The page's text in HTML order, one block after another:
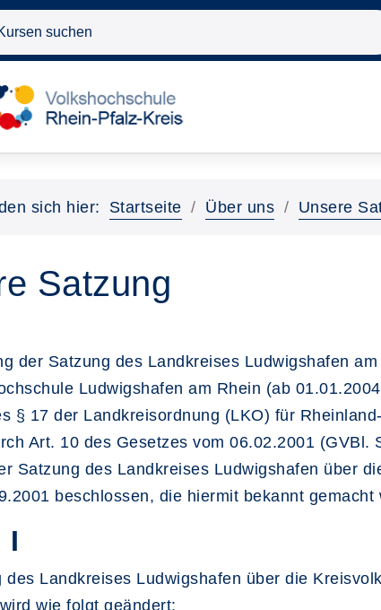
suchen
sich hier: Startseite Über uns Unsere
Satzung
der Satzung des Landkreises Ludwigshafen
Ludwigshafen am Rhein (ab
§ 17 der Landkreisordnung (LKO) für
Art. 10 des Gesetzes vom 06.02.2001
Satzung des Landkreises Ludwigshafen über
beschlossen, die hiermit bekannt gemacht
I
des Landkreises Ludwigshafen über die
wie folgt geändert: